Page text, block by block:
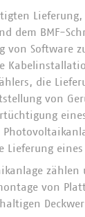
dem BMF-
von Software
die
von
eines
zählen
von